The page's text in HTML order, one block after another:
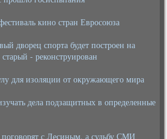
кино стран Евросоюза
дворец спорта будет построен на
- реконструирован
для изоляции от окружающего мира
дела подзащитных в определенные
с Лесиным, а судьбу СМИ